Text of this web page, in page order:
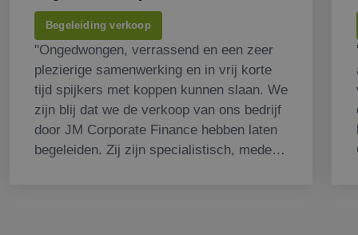
Begeleiding verkoop
"Ongedwongen, verrassend en een zeer
plezierige samenwerking en in vrij korte
tijd spijkers met koppen kunnen slaan. We
zijn blij dat we de verkoop van ons bedrijf
door JM Corporate Finance hebben laten
begeleiden. Zij zijn specialistisch, mede